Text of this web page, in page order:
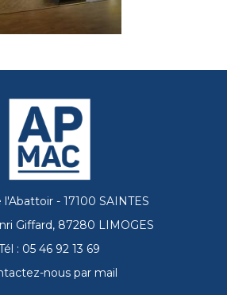
l'Abattoir - 17100 SAINTES
Giffard, 87280 LIMOGES
: 05 46 92 13 69
nous par mail